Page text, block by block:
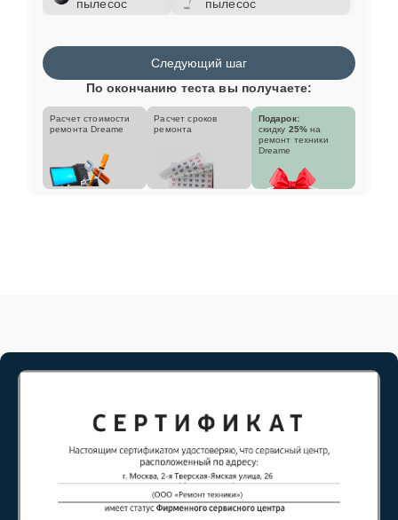
пылесос
пылесос
Следующий шаг
По окончанию теста вы получаете:
Расчет стоимости
ремонта Dreame
Расчет сроков
ремонта
Подарок:
скидку 25% на
ремонт техники
Dreame